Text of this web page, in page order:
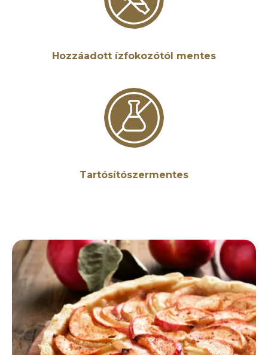
Hozzáadott ízfokozótól mentes
Tartósítószermentes